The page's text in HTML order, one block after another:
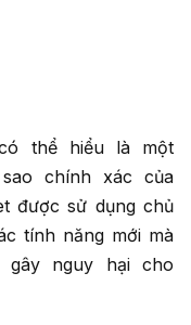
thể hiểu là một
chính xác của
được sử dụng chủ
tính năng mới mà
nguy hại cho